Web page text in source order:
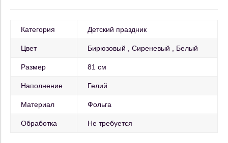
Категория Детский праздник
Цвет Бирюзовый Сиреневый Белый
Размер 81 см
Наполнение Гелий
Материал Фольга
Обработка Не требуется